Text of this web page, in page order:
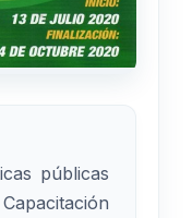
públicas